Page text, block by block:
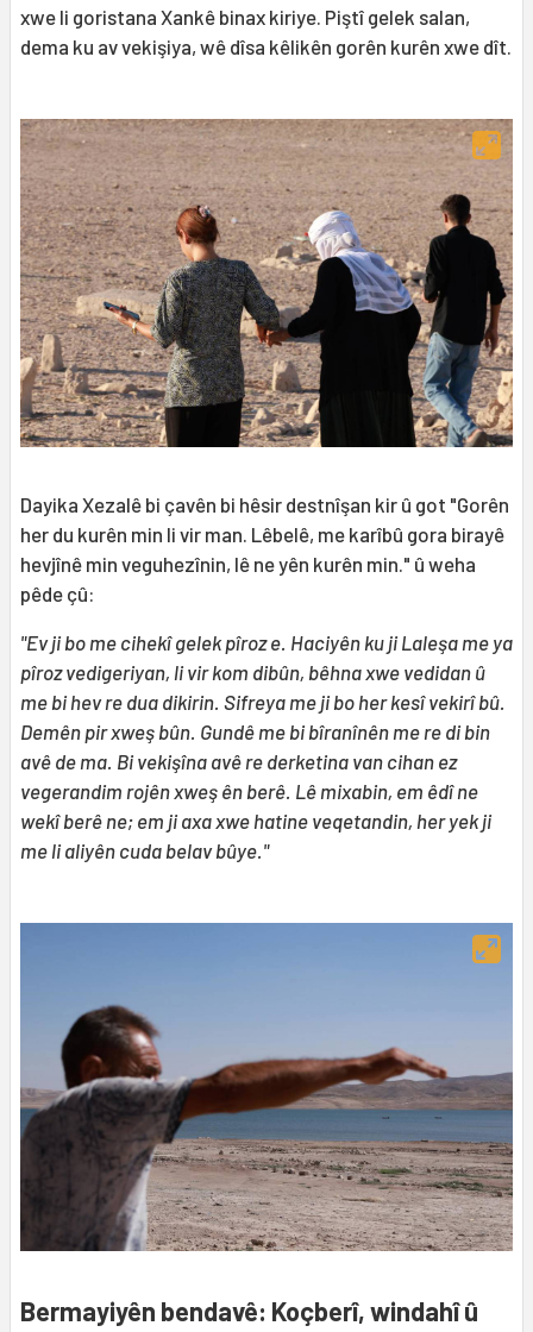
xwe li goristana Xankê binax kiriye. Piştî gelek salan,
dema ku av vekişiya, wê dîsa kêlikên gorên kurên xwe dît.
Dayika Xezalê bi çavên bi hêsir destnîşan kir û got "Gorên
her du kurên min li vir man. Lêbelê, me karîbû gora birayê
hevjînê min veguhezînin, lê ne yên kurên min." û weha
pêde çû:
"Ev ji bo me cihekî gelek pîroz e. Haciyên ku ji Laleşa me ya
pîroz vedigeriyan, li vir kom dibûn, bêhna xwe vedidan û
me bi hev re dua dikirin. Sifreya me ji bo her kesî vekirî bû.
Demên pir xweş bûn. Gundê me bi bîranînên me re di bin
avê de ma. Bi vekişîna avê re derketina van cihan ez
vegerandim rojên xweş ên berê. Lê mixabin, em êdî ne
wekî berê ne; em ji axa xwe hatine veqetandin, her yek ji
me li aliyên cuda belav bûye."
Bermayiyên bendavê: Koçberî, windahî û